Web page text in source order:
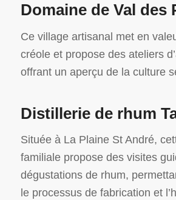
Domaine de Val des
Ce village artisanal met en
créole et propose des ateliers
offrant un aperçu de la culture
Distillerie de rhum
Située à La Plaine St André,
familiale propose des visites
dégustations de rhum,
le processus de fabrication et